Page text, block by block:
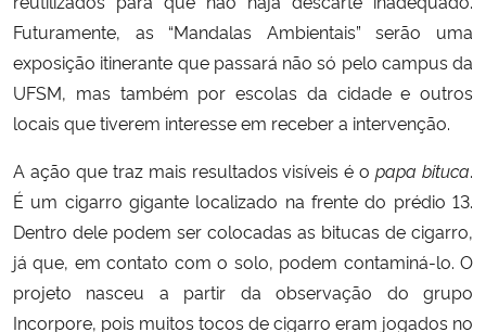
Futuramente, as “Mandalas Ambientais” serão uma
exposição itinerante que passará não só pelo campus da
UFSM, mas também por escolas da cidade e outros
locais que tiverem interesse em receber a intervenção.
A ação que traz mais resultados visíveis é opapa bituca.
É um cigarro gigante localizado na frente do prédio 13.
Dentro dele podem ser colocadas as bitucas de cigarro,
já que, em contato com o solo, podem contaminá-lo. O
projeto nasceu a partir da observação do grupo
Incorpore, pois muitos tocos de cigarro eram jogados no